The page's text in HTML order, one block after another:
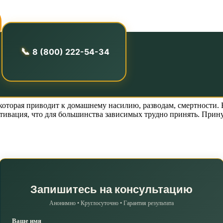
8 (800) 222-54-34
лечение от
приводит к домашнему насилию, разводам,
что для большинства зависимых трудно принять.
Запишитесь на консультацию
Анонимно • Круглосуточно • Гарантия результата
Ваше имя